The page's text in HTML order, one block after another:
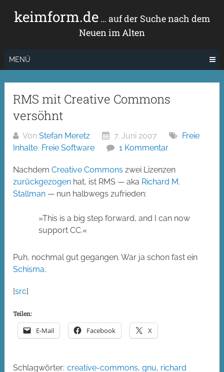
Inhaltkeimform.de… auf der Suche nach dem
Neuen im Alten
MENÜ
RMS mit Creative Commons
versöhnt
VonStefan Meretz 7. Juni 2007
Freie
Inhalte, Freie Software 1 Kommentar
NachdemCreative Commons zwei Lizenzen
zurückgezogen hat, ist RMS — aka Richard M.
Stallman — nun halbwegs zufrieden:
»This is a big step forward, and I can now
support CC.«
Puh, nochmal gut gegangen. War ja schon fast ein
Schisma.
[src]
Teilen:
E-Mail Facebook X
Schlagwörter: creative-commons,gnu, richard